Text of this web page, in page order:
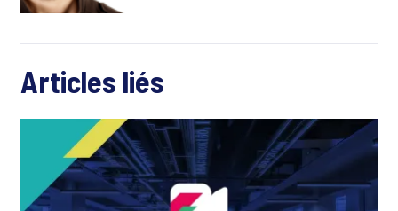
Articles liés